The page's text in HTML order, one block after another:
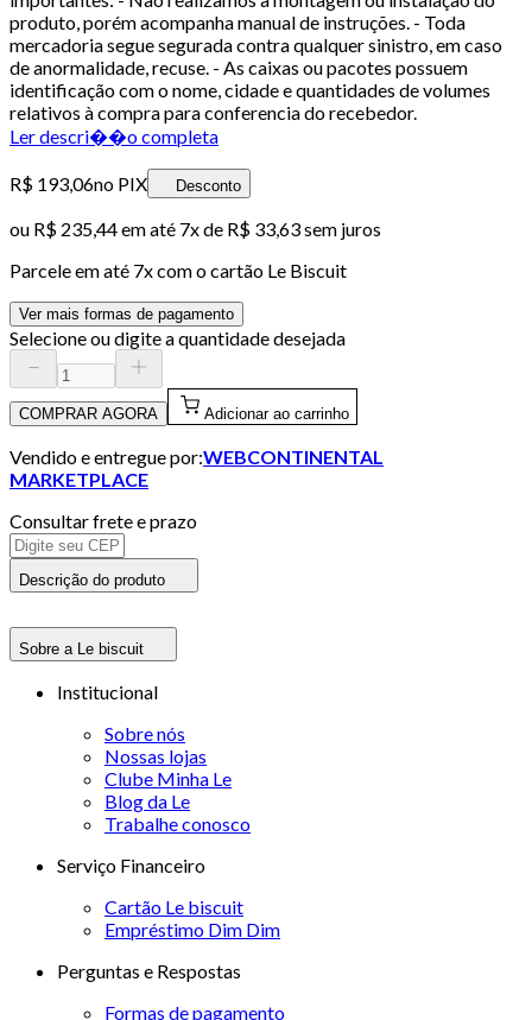
produto, porém acompanha manual de instruções. - Toda
mercadoria segue segurada contra qualquer sinistro, em caso
de anormalidade, recuse. - As caixas ou pacotes possuem
identificação com o nome, cidade e quantidades de volumes
relativos à compra para conferencia do recebedor.
Ler descri��o completa
R$ 193,06no PIX Desconto
ou R$ 235,44em até 7x de R$ 33,63 sem juros
Parcele em até 7x com o cartão Le Biscuit
Ver mais formas de pagamento
Selecione ou digite a quantidade desejada
COMPRAR AGORA Adicionar ao carrinho
Vendido e entregue por:WEBCONTINENTAL
MARKETPLACE
Consultar frete e prazo
Descrição do produto
Sobre a Le biscuit
Institucional
Sobre nós
Nossas lojas
Clube Minha Le
Blog da Le
Trabalhe conosco
Serviço Financeiro
Cartão Le biscuit
Empréstimo Dim Dim
Perguntas e Respostas
Formas de pagamento